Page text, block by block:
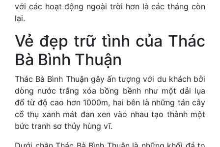
với các hoạt động ngoài trời hơn là các tháng còn
lại.
Vẻ đẹp trữ tình của Thác
Bà Bình Thuận
Thác Bà Bình Thuận gây ấn tượng với du khách bởi
dòng nước trắng xóa bồng bềnh như một dải lụa
đổ từ độ cao hơn 1000m, hai bên là những tán cây
cổ thụ xanh mát đan xen vào nhau tạo thành một
bức tranh sơ thủy hùng vĩ.